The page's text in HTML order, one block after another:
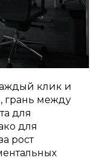
клик и
грань между
для
для
рост